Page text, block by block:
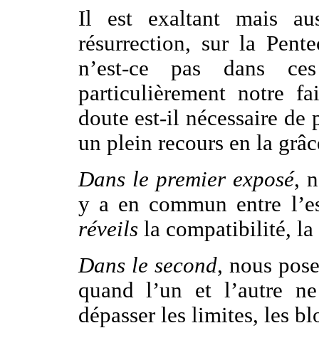
Il est exaltant mais
résurrection, sur la
n’est-ce pas dans
particulièrement notre
doute est-il nécessaire de
un plein recours en la
Dans le premier exposé,
y a en commun entre
réveils la compatibilité, la
Dans le second, nous
quand l’un et l’autre
dépasser les limites, les